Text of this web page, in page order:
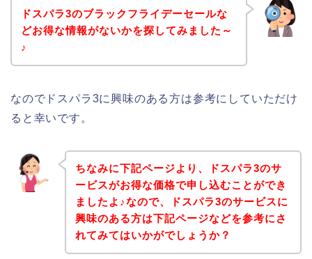
ドスパラ3のブラックフライデーセールな
どお得な情報がないかを探してみました～
♪
なのでドスパラ3に興味のある方は参考にしていただけ
ると幸いです。
ちなみに下記ページより、ドスパラ3のサ
ービスがお得な価格で申し込むことができ
ましたよ♪なので、ドスパラ3のサービスに
興味のある方は下記ページなどを参考にさ
れてみてはいかがでしょうか？